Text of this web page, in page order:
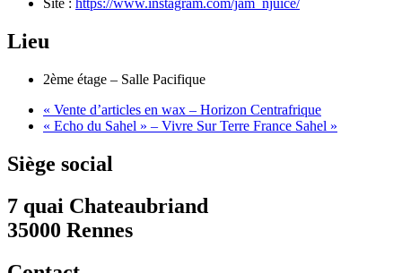
Site : https://www.instagram.com/jam_njuice/
Lieu
2ème étage – Salle Pacifique
« Vente d’articles en wax – Horizon Centrafrique
« Echo du Sahel » – Vivre Sur Terre France Sahel »
Siège social
7 quai Chateaubriand
35000 Rennes